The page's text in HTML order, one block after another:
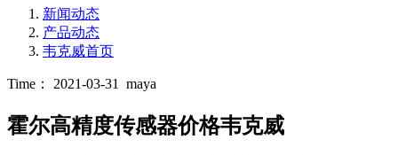
新闻动态
产品动态
韦克威首页
Time： 2021-03-31 maya
霍尔高精度传感器价格韦克威